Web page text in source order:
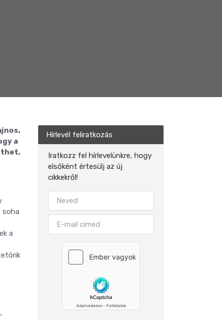
a
soha
a
Hírlevél feliratkozás
Iratkozz fel hírlevelünkre, hogy
elsőként értesülj az új
cikkekről!